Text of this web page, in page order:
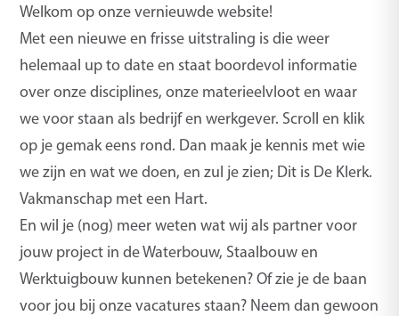
Welkom op onze vernieuwde website!
Met een nieuwe en frisse uitstraling is die weer
helemaal up to date en staat boordevol informatie
over onze disciplines, onze materieelvloot en waar
we voor staan als bedrijf en werkgever. Scroll en klik
op je gemak eens rond. Dan maak je kennis met wie
we zijn en wat we doen, en zul je zien; Dit is De Klerk.
Vakmanschap met een Hart.
En wil je (nog) meer weten wat wij als partner voor
jouw project in de Waterbouw, Staalbouw en
Werktuigbouw kunnen betekenen? Of zie je de baan
voor jou bij onze vacatures staan? Neem dan gewoon